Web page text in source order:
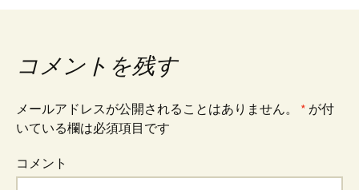
コメントを残す
メールアドレスが公開されることはありません。 * が付
いている欄は必須項目です
コメント